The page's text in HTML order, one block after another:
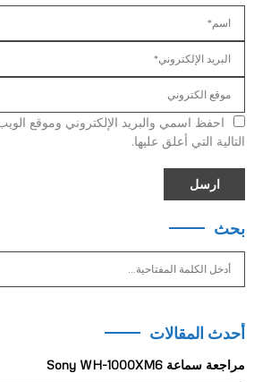
احفظ اسمي والبريد الإلكتروني وموقع
التالية التي أعلق عليها.
بحث
c
f
أحدث المقالات
مراجعة سماعة Sony WH-1000XM6